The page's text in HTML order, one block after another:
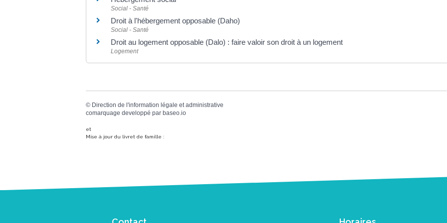
Social - Santé
Droit à l'hébergement opposable (Daho)
Social - Santé
Droit au logement opposable (Dalo) : faire valoir son droit à un logement
Logement
© Direction de l'information légale et administrative
comarquage developpé par baseo.io
et
Mise à jour du livret de famille :